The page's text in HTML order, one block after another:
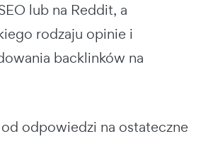
lub na Reddit, a
rodzaju opinie i
backlinków na
odpowiedzi na ostateczne